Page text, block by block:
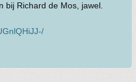
bij Richard de Mos, jawel.